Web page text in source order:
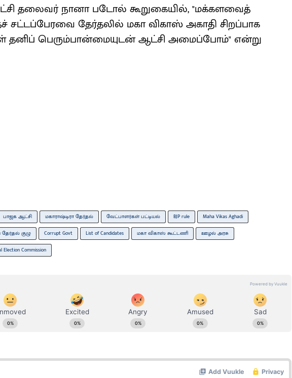
தலைவர் நானா படோல் கூறுகையில், "மக்களவைத்
சட்டப்பேரவை தேர்தலில் மகா விகாஸ் அகாதி சிறப்பாக
தனிப் பெரும்பான்மையுடன் ஆட்சி அமைப்போம்" என்று
பாஜக ஆட்சி மகாராஷ்டிரா தேர்தல் வேட்பாளர்கள் பட்டியல் BJP rule Maha Vikas Aghadi
தேர்தல் குழு Corrupt Govt List of Candidates மகா விகாஸ் கூட்டணி ஊழல் அரசு
Election Commission